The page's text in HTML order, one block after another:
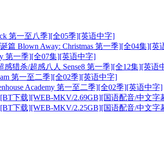
第一至八季][全05季][英语中字]
篇 Blown Away: Christmas 第一季][全04集][英
第一季][全07集][英语中字]
猎杀/超感八人 Sense8 第一季][全12集][英语
第一至二季][全02季][英语中字]
Academy 第一至二季][全02季][英语中字]
下载][WEB-MKV/2.69GB][国语配音/中文字
下载][WEB-MKV/2.25GB][国语配音/中文字